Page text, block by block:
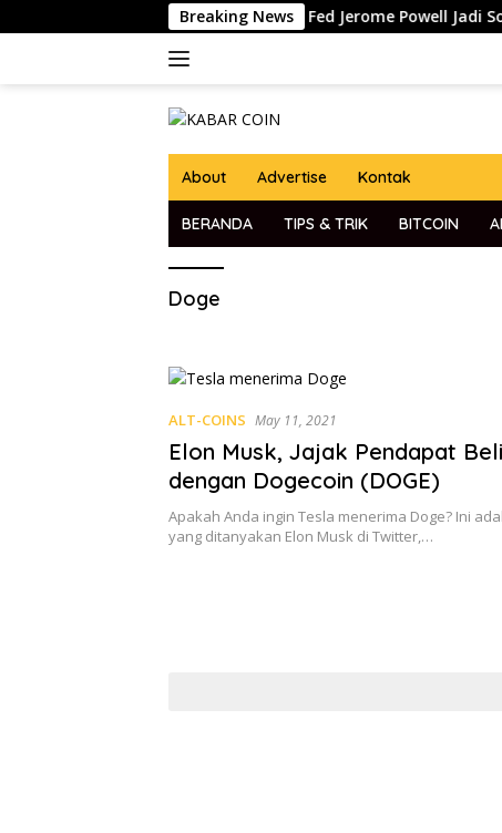
to
Breaking News
Pidato Ketua The Fed Jerome Powell Jadi
About Advertise Kontak
BERANDA TIPS & TRIK BITCOIN
Doge
ALT-COINS May 11, 2021
Elon Musk, Jajak Pendapat
dengan Dogecoin (DOGE)
Apakah Anda ingin Tesla menerima Doge? Ini
yang ditanyakan Elon Musk di Twitter,…